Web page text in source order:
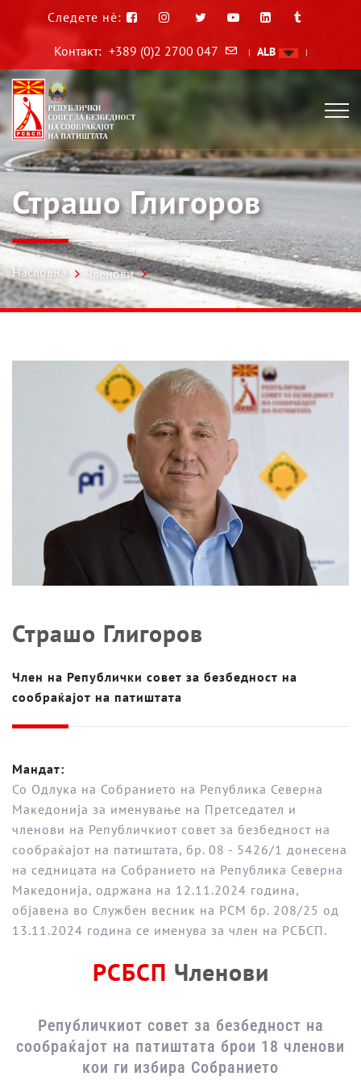
Следете нè:
Контакт: +389 (0)2 2700 047 | ALB |
Страшо Глигоров
Насловна Членови
Страшо Глигоров
Член на Републички совет за безбедност на
сообраќајот на патиштата
Мандат:
Со Одлука на Собранието на Република Северна
Македонија за именување на Претседател и
членови на Републичкиот совет за безбедност на
сообраќајот на патиштата, бр. 08 - 5426/1 донесена
на седницата на Собранието на Република Северна
Македонија, одржана на 12.11.2024 година,
објавена во Службен весник на РСМ бр. 208/25 од
13.11.2024 година се именува за член на РСБСП.
РСБСП Членови
Републичкиот совет за безбедност на
сообраќајот на патиштата брои 18 членови
кои ги избира Собранието